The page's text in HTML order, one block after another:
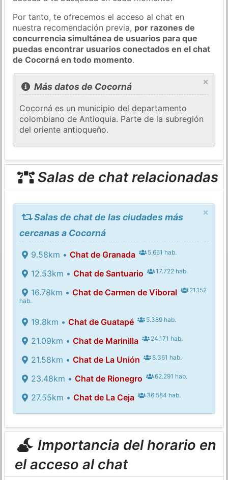
Por tanto, te ofrecemos el acceso al chat en
nuestra recomendación previa, por razones de
concurrencia simultánea de usuarios para que
puedas encontrar usuarios conectados en el chat
de Cocorná en todo momento.
×
Más datos de Cocorná
Cocorná es un municipio del departamento
colombiano de Antioquia. Parte de la subregión
del oriente antioqueño.
Salas de chat relacionadas
×
Salas de chat de las ciudades más
cercanas a Cocorná
9.58km • Chat de Granada 5.661 hab.
12.53km • Chat de Santuario 17.722 hab.
16.78km • Chat de Carmen de Viboral
21.152
hab.
19.8km • Chat de Guatapé 5.389 hab.
21.09km • Chat de Marinilla 24.171 hab.
21.58km • Chat de La Unión 8.361 hab.
23.48km • Chat de Rionegro 62.291 hab.
27.55km • Chat de La Ceja 36.584 hab.
Importancia del horario en
el acceso al chat